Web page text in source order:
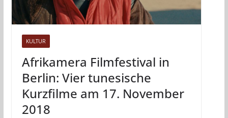
KULTUR
Afrikamera Filmfestival in
Berlin: Vier tunesische
Kurzfilme am 17. November
2018